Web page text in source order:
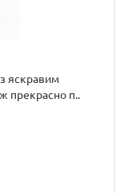
яскравим
прекрасно п..